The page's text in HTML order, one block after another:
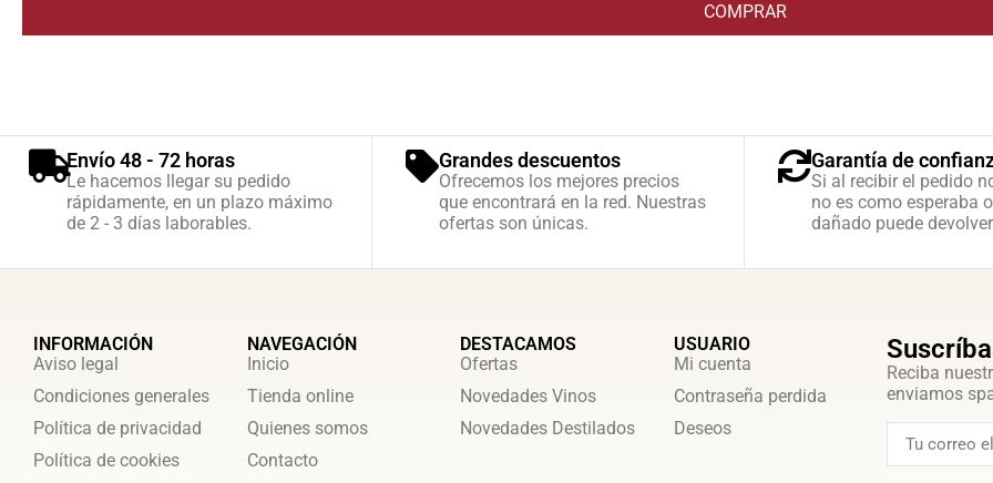
COMPRAR
Envío 48 - 72 horas
Le hacemos llegar su pedido
rápidamente, en un plazo máximo
de 2 - 3 días laborables.
Grandes descuentos
Ofrecemos los mejores precios
que encontrará en la red. Nuestras
ofertas son únicas.
Garantía de
Si al recibir el pedido
no es como esperaba
dañado puede
INFORMACIÓN
Aviso legal
Condiciones generales
Política de privacidad
Política de cookies
NAVEGACIÓN
Inicio
Tienda online
Quienes somos
Contacto
DESTACAMOS
Ofertas
Novedades Vinos
Novedades Destilados
USUARIO
Mi cuenta
Contraseña perdida
Deseos
Reciba
enviamos